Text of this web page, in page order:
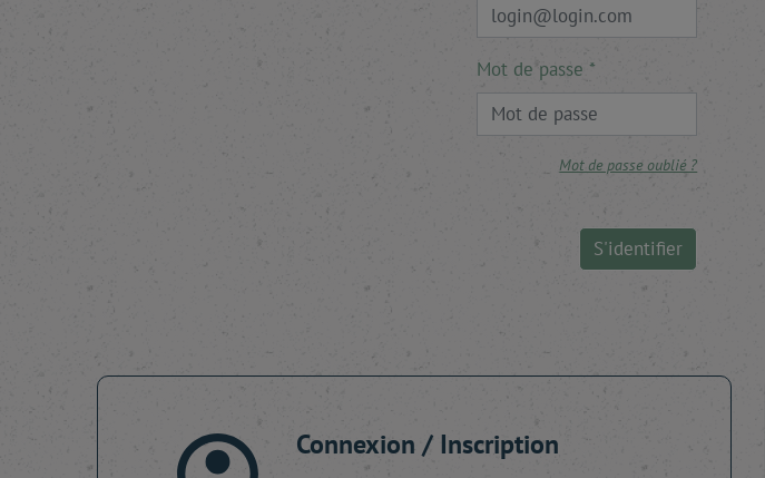
Mot de passe
Mot de passe oublié ?
S'identifier
Connexion / Inscription